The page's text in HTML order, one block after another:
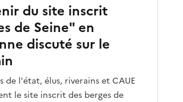
du site inscrit
de Seine" en
discuté sur le
de l'état, élus, riverains et CAUE
le site inscrit des berges de